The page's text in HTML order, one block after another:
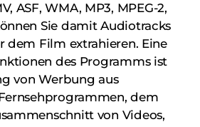
ASF, WMA, MP3, MPEG-2,
Sie damit Audiotracks
dem Film extrahieren. Eine
des Programms ist
von Werbung aus
dem
von Videos,